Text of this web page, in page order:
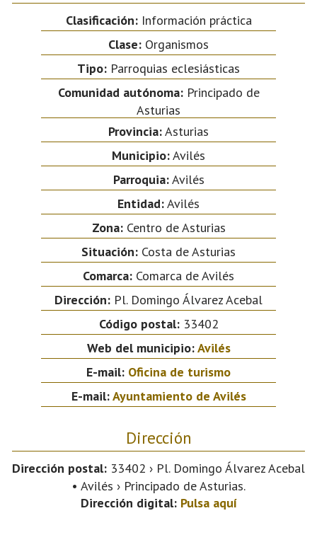
Clasificación:Información práctica
Clase: Organismos
Tipo: Parroquias eclesiásticas
Comunidad autónoma:Principado de
Asturias
Provincia:Asturias
Municipio:Avilés
Parroquia:Avilés
Entidad:Avilés
Zona:Centro de Asturias
Situación: Costa de Asturias
Comarca: Comarca de Avilés
Dirección: Pl. Domingo Álvarez Acebal
Código postal:33402
Web del municipio:Avilés
E-mail: Oficina de turismo
E-mail:Ayuntamiento de Avilés
Dirección
Dirección postal: 33402 › Pl. Domingo Álvarez Acebal
• Avilés › Principado de Asturias.
Dirección digital: Pulsa aquí